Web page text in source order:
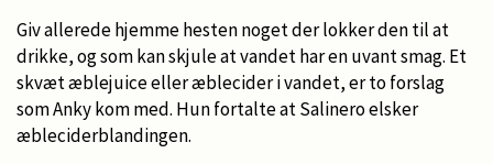
Giv allerede hjemme hesten noget der lokker den til at
drikke, og som kan skjule at vandet har en uvant smag. Et
skvæt æblejuice eller æblecider i vandet, er to forslag
som Anky kom med. Hun fortalte at Salinero elsker
æbleciderblandingen.